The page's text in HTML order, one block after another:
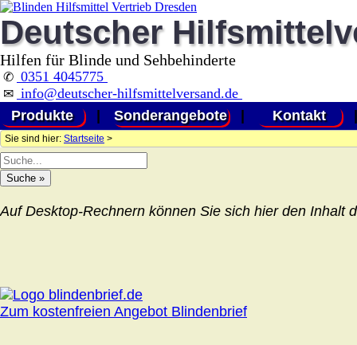
Deutscher
Hilfen für Blinde und Sehbehinderte
✆ 0351 4045775
✉ info@deutscher-hilfsmittelversand.de
Produkte
Sonderangebote Kontakt
Sie sind hier: Startseite >
Auf Desktop-Rechnern können Sie sich hier den Inhalt
Zum kostenfreien Angebot Blindenbrief